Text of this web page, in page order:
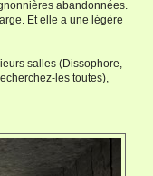
abandonnées.
Et elle a une légère
salles (Dissophore,
les toutes),